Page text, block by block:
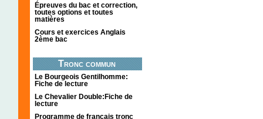
Épreuves du bac et correction,
toutes options et toutes
matières
Cours et exercices Anglais
2ème bac
Tronc commun
Le Bourgeois Gentilhomme:
Fiche de lecture
Le Chevalier Double:Fiche de
lecture
Programme de français tronc